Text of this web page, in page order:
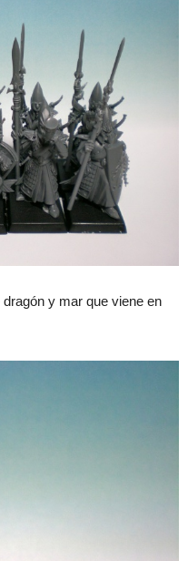
y mar que viene en